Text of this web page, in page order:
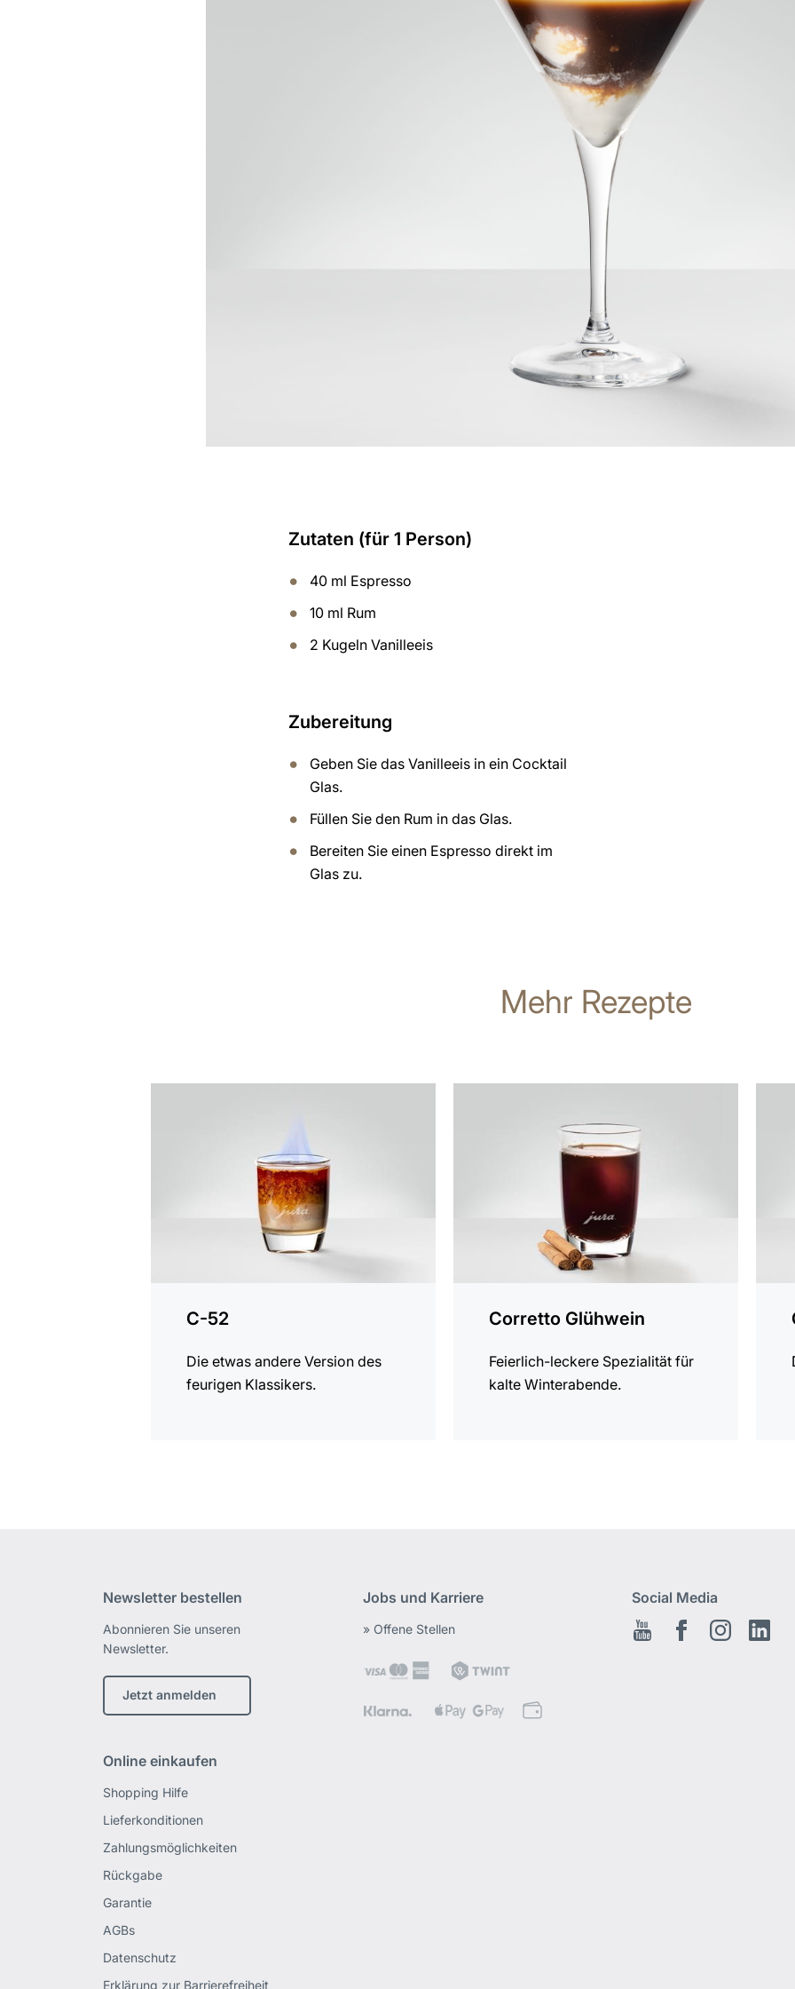
Zutaten (für 1 Person)
40 ml Espresso
10 ml Rum
2 Kugeln Vanilleeis
Zubereitung
Geben Sie das Vanilleeis in ein Cocktail
Glas.
Füllen Sie den Rum in das Glas.
Bereiten Sie einen Espresso direkt im
Glas zu.
Mehr Rezepte
C-52
Die etwas andere Version des
feurigen Klassikers.
Corretto Glühwein
Feierlich-leckere Spezialität für
kalte Winterabende.
Newsletter bestellen
Abonnieren Sie unseren
Newsletter.
Jetzt anmelden
Jobs und Karriere
» Offene Stellen
Social Media
Youtube FacebookInstagram
Online einkaufen
Shopping Hilfe
Lieferkonditionen
Zahlungsmöglichkeiten
Rückgabe
Garantie
AGBs
Datenschutz
Erklärung zur Barrierefreiheit